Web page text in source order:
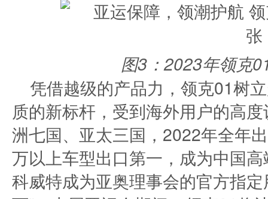
图3：2023年领克
凭借越级的产品力，领克01树
质的新标杆，受到海外用户的高
洲七国、亚太三国，2022年全年
万以上车型出口第一，成为中国
科威特成为亚奥理事会的官方指定